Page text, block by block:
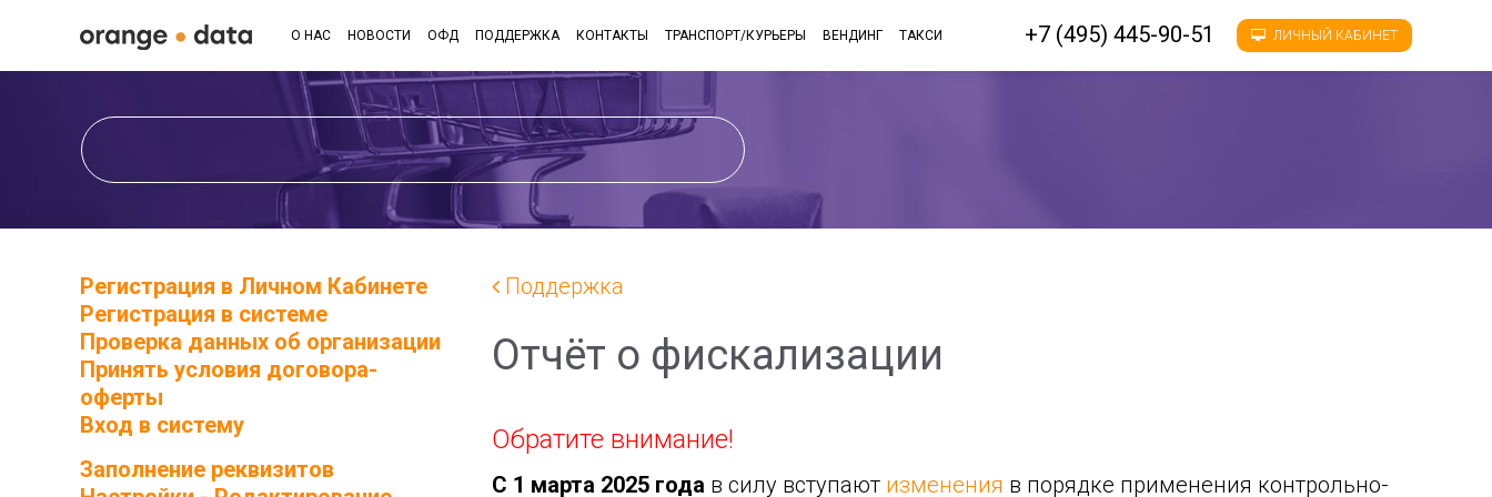
О НАС НОВОСТИ ОФД ПОДДЕРЖКА КОНТАКТЫ ТРАНСПОРТ/КУРЬЕРЫ ВЕНДИНГ ТАКСИ +7 (495) 445-90-51 ЛИЧНЫЙ КАБИНЕТ
Поддержка
Отчёт о фискализации
Обратите внимание!
С 1 марта 2025 года в силу вступают изменения в порядке применения контрольно-
Регистрация в Личном Кабинете
Регистрация в системе
Проверка данных об организации
Принять условия договора-
оферты
Вход в систему
Заполнение реквизитов